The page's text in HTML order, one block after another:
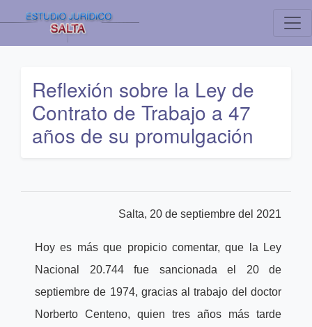
Reflexión sobre la Ley de
Contrato de Trabajo a 47
años de su promulgación
Salta, 20 de septiembre del 2021
Hoy es más que propicio comentar, que la Ley
Nacional 20.744 fue sancionada el 20 de
septiembre de 1974, gracias al trabajo del doctor
Norberto Centeno, quien tres años más tarde